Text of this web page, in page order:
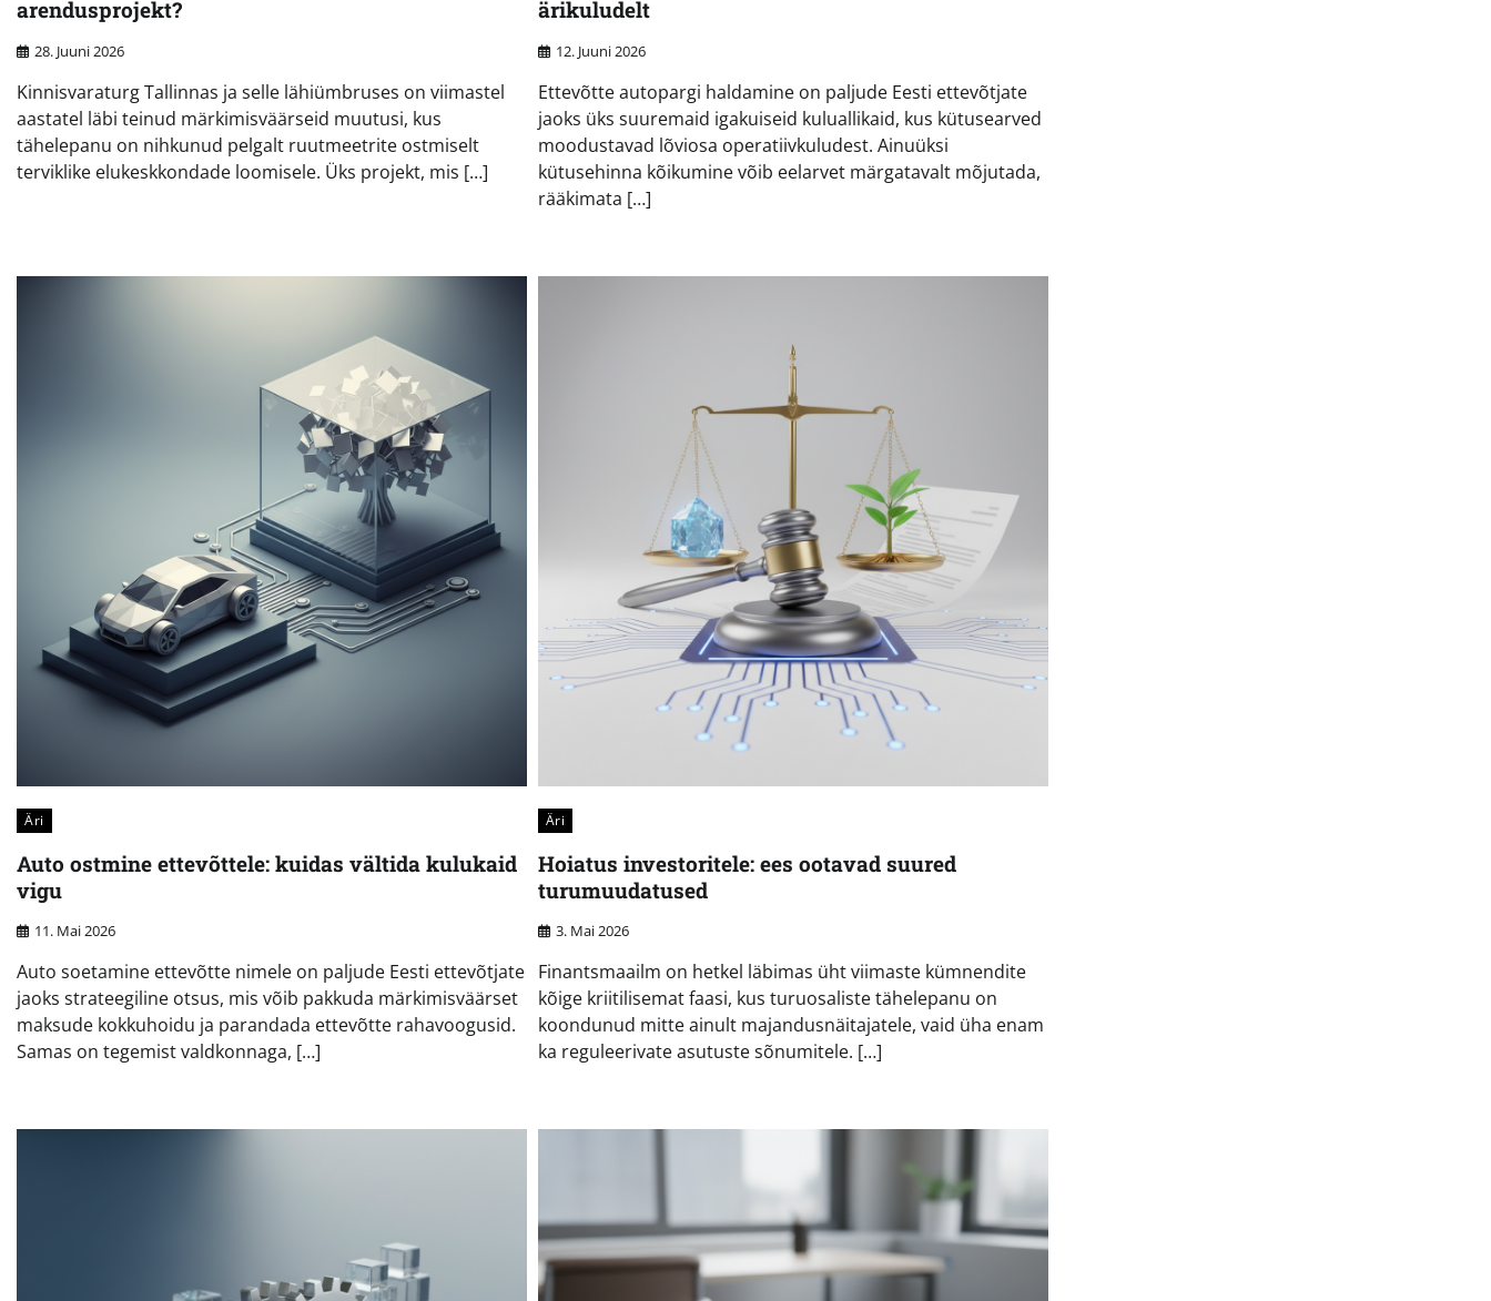
arendusprojekt?
28. Juuni 2026
Kinnisvaraturg Tallinnas ja selle lähiümbruses on viimastel
aastatel läbi teinud märkimisväärseid muutusi, kus
tähelepanu on nihkunud pelgalt ruutmeetrite ostmiselt
terviklike elukeskkondade loomisele. Üks projekt, mis […]
ärikuludelt
12. Juuni 2026
Ettevõtte autopargi haldamine on paljude Eesti ettevõtjate
jaoks üks suuremaid igakuiseid kuluallikaid, kus kütusearved
moodustavad lõviosa operatiivkuludest. Ainuüksi
kütusehinna kõikumine võib eelarvet märgatavalt mõjutada,
rääkimata […]
Äri
Auto ostmine ettevõttele: kuidas vältida kulukaid
vigu
11. Mai 2026
Auto soetamine ettevõtte nimele on paljude Eesti ettevõtjate
jaoks strateegiline otsus, mis võib pakkuda märkimisväärset
maksude kokkuhoidu ja parandada ettevõtte rahavoogusid.
Samas on tegemist valdkonnaga, […]
Äri
Hoiatus investoritele: ees ootavad suured
turumuudatused
3. Mai 2026
Finantsmaailm on hetkel läbimas üht viimaste kümnendite
kõige kriitilisemat faasi, kus turuosaliste tähelepanu on
koondunud mitte ainult majandusnäitajatele, vaid üha enam
ka reguleerivate asutuste sõnumitele. […]